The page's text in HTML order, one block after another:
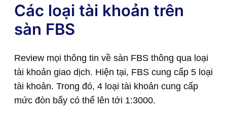
Các loại tài khoản trên
sàn FBS
Review mọi thông tin về sàn FBS thông qua loại
tài khoản giao dịch. Hiện tại, FBS cung cấp 5 loại
tài khoản. Trong đó, 4 loại tài khoản cung cấp
mức đòn bẩy có thể lên tới 1:3000.